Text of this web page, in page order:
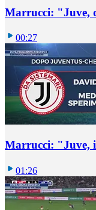
Marrucci: "Juve,
00:27
Marrucci: "Juve,
01:26